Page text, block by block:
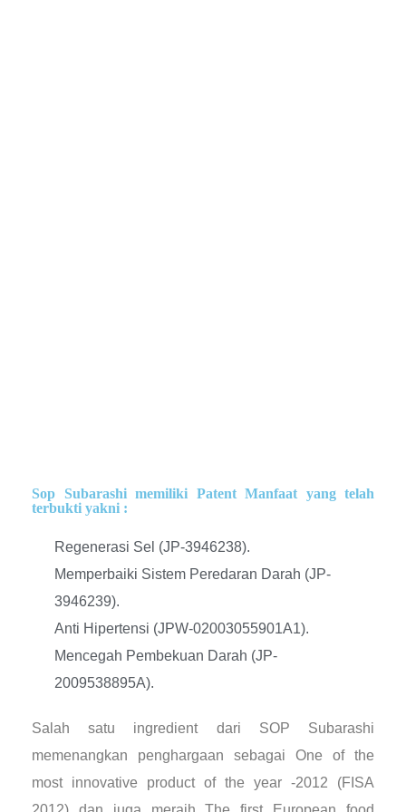
Sop Subarashi memiliki Patent Manfaat yang telah
terbukti yakni :
Regenerasi Sel (JP-3946238).
Memperbaiki Sistem Peredaran Darah (JP-
3946239).
Anti Hipertensi (JPW-02003055901A1).
Mencegah Pembekuan Darah (JP-
2009538895A).
Salah satu ingredient dari SOP Subarashi
memenangkan penghargaan sebagai One of the
most innovative product of the year -2012 (FISA